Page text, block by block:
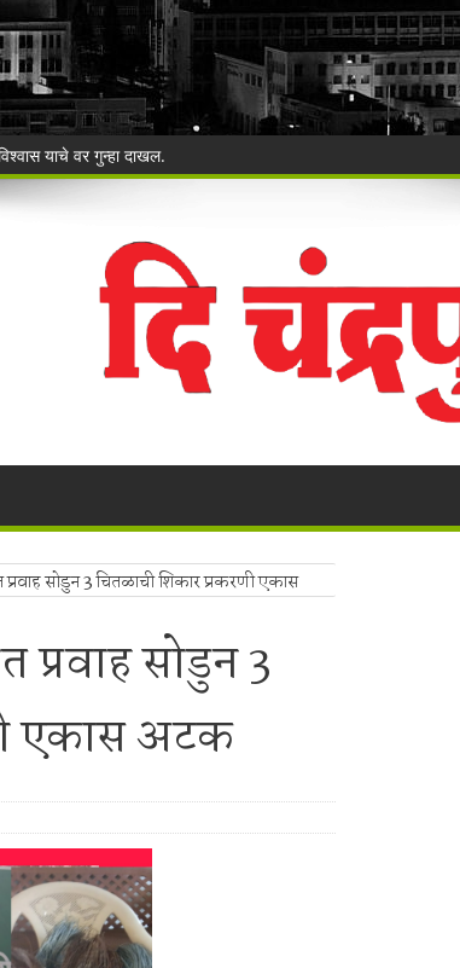
याचे वर गुन्हा दाखल.
ऑनलाइन लॉटरीविरोधात पोलिसांना निवेदन
Deen celebrated in Warora
३५ गोवंशांची सुटका; २२.३५ लाखांचा मुद्देमाल जप्त
वृक्षसंवर्धनाचा प्रेरणादायी संकल्प
Police's explosive action!
भद्रावती पोलिसांनी रेकॉर्डवरील आरोपीला सुमठाण्यातून ठोकल्या बेड्या; ९,३००
बंद; पाच फूट पाण्यात पूल, शेती पाण्याखाली
नुकसान.
विदेशी दारू व स्विफ्ट कार जप्त, चालक पसार
प्रहार!
विक्रेत्याच्या घरावर मध्यरात्री धडक; १.१९३ किलो गांजा जप्त, आरोपीला
ताब्यात, पालकांना समज देऊन वाहने सुपूर्द
रेती!
प्रवाह सोडुन 3 चितळाची शिकार प्रकरणी एकास
प्रवाह सोडुन 3
एकास अटक